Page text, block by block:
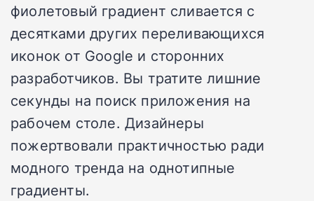
фиолетовый градиент сливается с
десятками других переливающихся
иконок от Google и сторонних
разработчиков. Вы тратите лишние
секунды на поиск приложения на
рабочем столе. Дизайнеры
пожертвовали практичностью ради
модного тренда на однотипные
градиенты.